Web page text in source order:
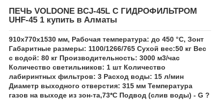
ПЕЧЬ VOLDONE BCJ-45L С ГИДРОФИЛЬТРОМ
UHF-45 1 купить в Алматы
910х770х1530 мм, Рабочая температура: до 450 °С, Зонт
Габаритные размеры: 1100/1266/765 Сухой вес:50 кг Вес
с водой: 80 кг Производительность: 3000 м3/час
Количество светильников: 1 шт Количество
лабиринтных фильтров: 3 Расход воды: 15 л/мин
Диаметр выходного отверстия: 315 мм Температура
газов на выходе из зон-та,73*С Подвод (слив воды) - G ?